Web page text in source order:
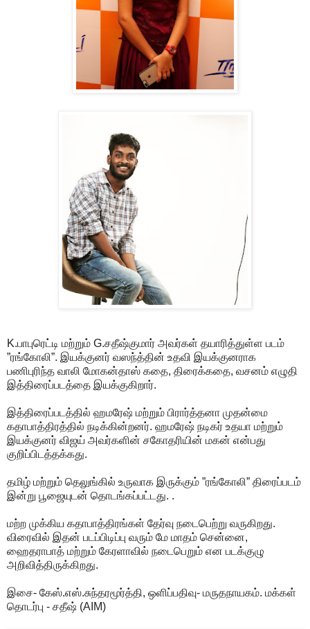
K.பாபுரெட்டி மற்றும் G.சதீஷ்குமார் அவர்கள் தயாரித்துள்ள படம்
”ரங்கோலி”. இயக்குனர் வஸந்த்தின் உதவி இயக்குனராக
பணிபுரிந்த வாலி மோகன்தாஸ் கதை, திரைக்கதை, வசனம் எழுதி
இத்திரைப்படத்தை இயக்குகிறார்.
இத்திரைப்படத்தில் ஹமரேஷ் மற்றும் பிரார்த்தனா முதன்மை
கதாபாத்திரத்தில் நடிக்கின்றனர். ஹமரேஷ் நடிகர் உதயா மற்றும்
இயக்குனர் விஜய் அவர்களின் சகோதரியின் மகன் என்பது
குறிப்பிடத்தக்கது.
தமிழ் மற்றும் தெலுங்கில் உருவாக இருக்கும் ”ரங்கோலி” திரைப்படம்
இன்று பூஜையுடன் தொடங்கப்பட்டது. .
மற்ற முக்கிய கதாபாத்திரங்கள் தேர்வு நடைபெற்று வருகிறது.
விரைவில் இதன் படப்பிடிப்பு வரும் மே மாதம் சென்னை,
ஹைதராபாத் மற்றும் கேரளாவில் நடைபெறும் என படக்குழு
அறிவித்திருக்கிறது.
இசை- கேஸ்.எஸ்.சுந்தரமூர்த்தி, ஒளிப்பதிவு- மருதநாயகம். மக்கள்
தொடர்பு - சதீஷ் (AIM)